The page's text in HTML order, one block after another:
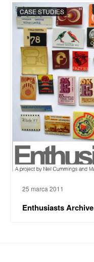
CASE STUDIES
25 marca 2011
Enthusiasts Archive